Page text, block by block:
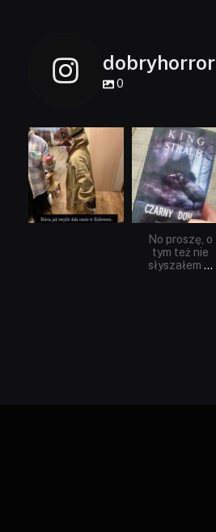
dobryhorror
0
dobryhorror
Lis 1
dobryhorror
Wrz 23
No proszę, o
tym też nie
słyszałem ...